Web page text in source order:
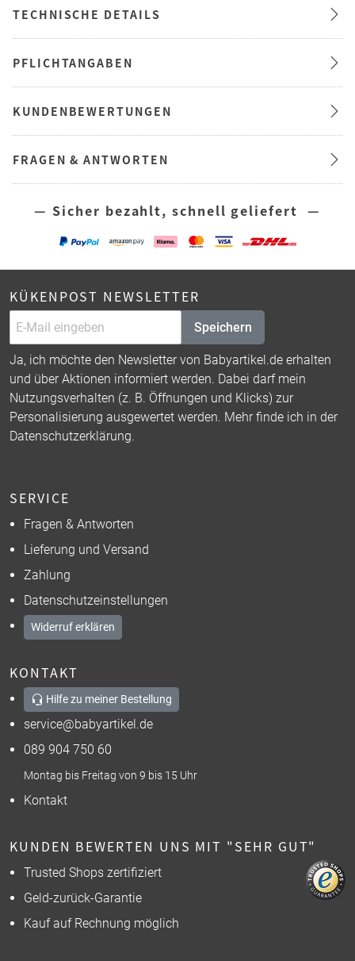
TECHNISCHE DETAILS
PFLICHTANGABEN
KUNDENBEWERTUNGEN
FRAGEN & ANTWORTEN
— Sicher bezahlt, schnell geliefert —
KÜKENPOST NEWSLETTER
Speichern
Ja, ich möchte den Newsletter von Babyartikel.de erhalten
und über Aktionen informiert werden. Dabei darf mein
Nutzungsverhalten (z. B. Öffnungen und Klicks) zur
Personalisierung ausgewertet werden. Mehr finde ich in der
Datenschutzerklärung.
SERVICE
Fragen & Antworten
Lieferung und Versand
Zahlung
Datenschutzeinstellungen
Widerruf erklären
KONTAKT
Hilfe zu meiner Bestellung
service@babyartikel.de
089 904 750 60
Montag bis Freitag von 9 bis 15 Uhr
Kontakt
KUNDEN BEWERTEN UNS MIT "SEHR GUT"
Trusted Shops zertifiziert
Geld-zurück-Garantie
Kauf auf Rechnung möglich